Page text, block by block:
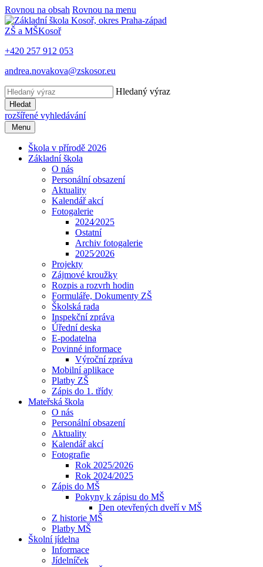
Rovnou na obsah Rovnou na menu
ZŠ a MŠKosoř
+420 257 912 053
andrea.novakova@zskosor.eu
Hledaný výraz
Hledat
rozšířené vyhledávání
Menu
Škola v přírodě 2026
Základní škola
O nás
Personální obsazení
Aktuality
Kalendář akcí
Fotogalerie
2024⁄2025
Ostatní
Archiv fotogalerie
2025⁄2026
Projekty
Zájmové kroužky
Rozpis a rozvrh hodin
Formuláře, Dokumenty ZŠ
Školská rada
Inspekční zpráva
Úřední deska
E-podatelna
Povinné informace
Výroční zpráva
Mobilní aplikace
Platby ZŠ
Zápis do 1. třídy
Mateřská škola
O nás
Personální obsazení
Aktuality
Kalendář akcí
Fotografie
Rok 2025/2026
Rok 2024/2025
Zápis do MŠ
Pokyny k zápisu do MŠ
Den otevřených dveří v MŠ
Z historie MŠ
Platby MŠ
Školní jídelna
Informace
Jídelníček